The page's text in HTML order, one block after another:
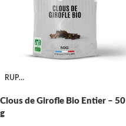
RUPTURE
Clous de Girofle Bio Entier – 50
g